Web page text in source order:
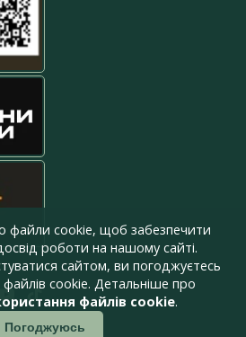
файли cookie, щоб забезпечити
роботи на нашому сайті.
сайтом, ви погоджуєтесь
cookie. Детальніше про
файлів cookie.
Погоджуюсь